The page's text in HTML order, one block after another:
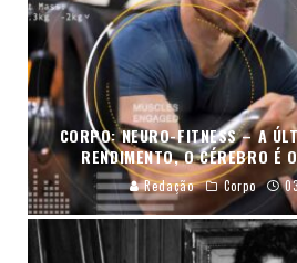
CORPO: NEURO-FITNESS – A
RENDIMENTO, O CÉREBRO É
Redação Corpo